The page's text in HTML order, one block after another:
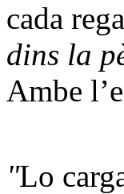
cada
dins la
Ambe
"Lo